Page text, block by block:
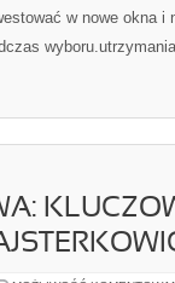
w nowe okna i